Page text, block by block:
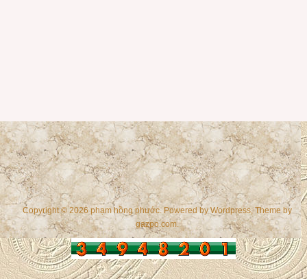
Copyright © 2026 phạm hồng phước. Powered byWordpress, Theme by
gazpo.com.